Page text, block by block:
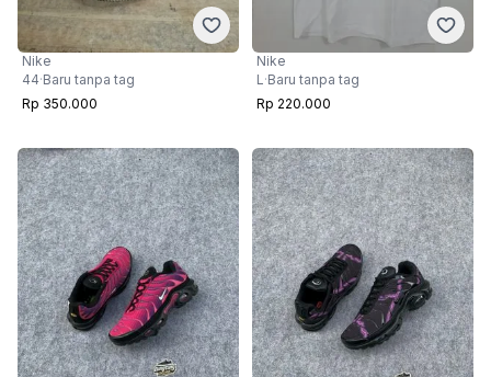
Nike
44·Baru tanpa tag
Rp 350.000
Nike
L ·Baru tanpa tag
Rp 220.000